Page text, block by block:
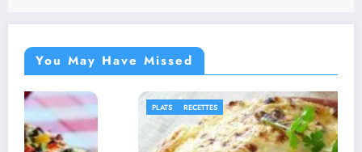
You May Have Missed
PLATS RECETTES